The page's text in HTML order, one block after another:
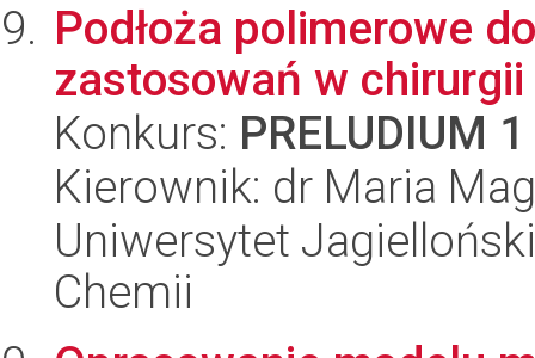
Podłoża polimerowe
zastosowań w
Konkurs: PRELUDIUM 1
Kierownik: dr Maria
Uniwersytet
Chemii